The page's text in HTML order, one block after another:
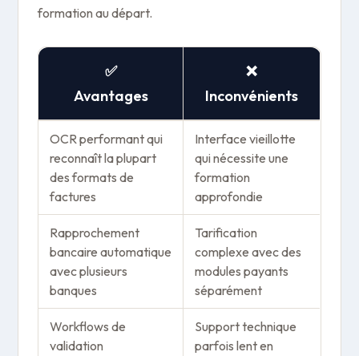
formation au départ.
✅
Avantages
❌
Inconvénients
OCR performant qui
reconnaît la plupart
des formats de
factures
Interface vieillotte
qui nécessite une
formation
approfondie
Rapprochement
bancaire automatique
avec plusieurs
banques
Tarification
complexe avec des
modules payants
séparément
Workflows de
validation
Support technique
parfois lent en